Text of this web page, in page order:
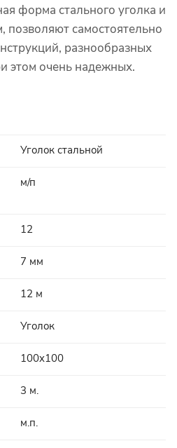
форма стального уголка и
позволяют самостоятельно
разнообразных
этом очень надежных.
Уголок стальной
м/п
12
7 мм
12 м
Уголок
100x100
3 м.
м.п.